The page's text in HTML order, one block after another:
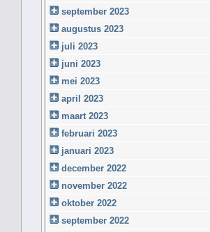
september 2023
augustus 2023
juli 2023
juni 2023
mei 2023
april 2023
maart 2023
februari 2023
januari 2023
december 2022
november 2022
oktober 2022
september 2022